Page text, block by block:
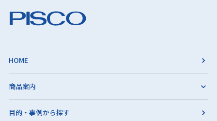
HOME
商品案内
目的・事例から探す